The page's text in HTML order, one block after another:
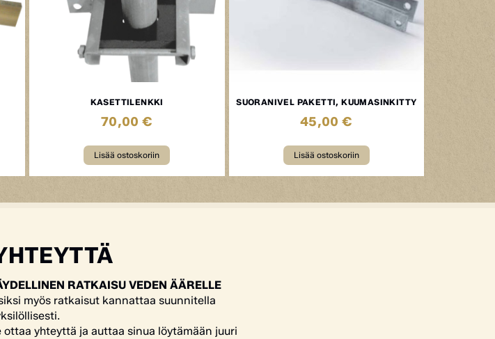
KASETTILENKKI
70,00€
Lisää ostoskoriin
SUORANIVEL PAKETTI, KUUMASINKITTY
45,00€
Lisää ostoskoriin
RATKAISU VEDEN ÄÄRELLE
myös ratkaisut kannattaa suunnitella
yhteyttä ja auttaa sinua löytämään juuri